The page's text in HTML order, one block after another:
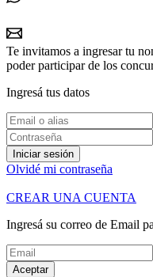
Te invitamos a ingresar tu
poder participar de los
Ingresá tus datos
Iniciar sesión
Olvidé mi contraseña
CREAR UNA CUENTA
Ingresá su correo de Email
Aceptar